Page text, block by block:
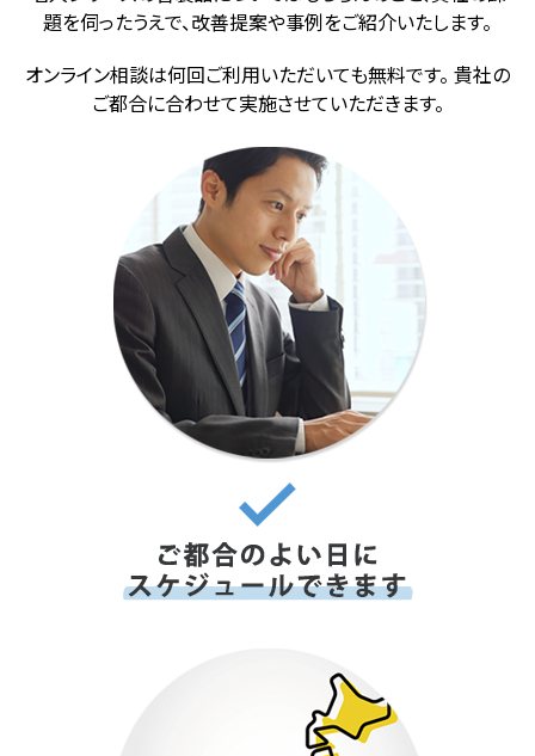
題を伺ったうえで、改善提案や事例をご紹介いたします。
オンライン相談は何回ご利用いただいても無料です。 貴社の
ご都合に合わせて実施させていただきます。